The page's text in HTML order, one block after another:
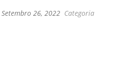
Setembro 26, 2022 Categoria